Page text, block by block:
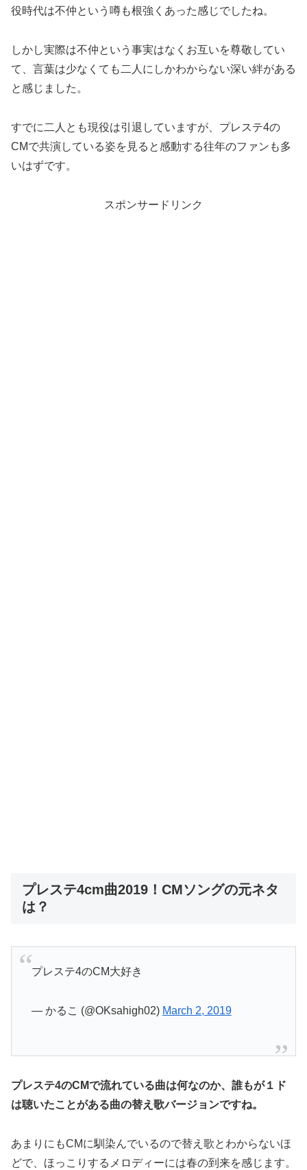
役時代は不仲という噂も根強くあった感じでしたね。
しかし実際は不仲という事実はなくお互いを尊敬してい
て、言葉は少なくても二人にしかわからない深い絆がある
と感じました。
すでに二人とも現役は引退していますが、プレステ4の
CMで共演している姿を見ると感動する往年のファンも多
いはずです。
スポンサードリンク
プレステ4cm曲2019！CMソングの元ネタ
は？
プレステ4のCM大好き
— かるこ (@OKsahigh02) March 2, 2019
プレステ4のCMで流れている曲は何なのか、誰もが１ド
は聴いたことがある曲の替え歌バージョンですね。
あまりにもCMに馴染んでいるので替え歌とわからないほ
どで、ほっこりするメロディーには春の到来を感じます。